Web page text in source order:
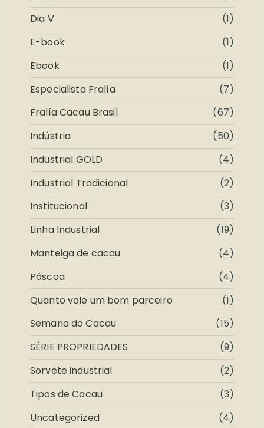
Dia V
(1)
E-book
(1)
Ebook
(1)
Especialista Fralía
(7)
Fralía Cacau Brasil
(67)
Indústria
(50)
Industrial GOLD
(4)
Industrial Tradicional
(2)
Institucional
(3)
Linha Industrial
(19)
Manteiga de cacau
(4)
Páscoa
(4)
Quanto vale um bom parceiro
(1)
Semana do Cacau
(15)
SÉRIE PROPRIEDADES
(9)
Sorvete industrial
(2)
Tipos de Cacau
(3)
Uncategorized
(4)